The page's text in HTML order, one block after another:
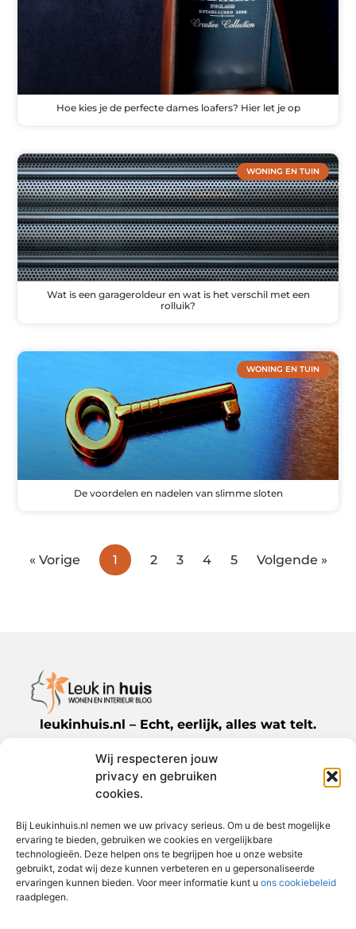
Wij respecteren jouw
privacy en gebruiken
cookies.
Bij Leukinhuis.nl nemen we uw privacy serieus. Om u de best mogelijke
ervaring te bieden, gebruiken we cookies en vergelijkbare
technologieën. Deze helpen ons te begrijpen hoe u onze website
gebruikt, zodat wij deze kunnen verbeteren en u gepersonaliseerde
ervaringen kunnen bieden. Voor meer informatie kunt u ons cookiebeleid
raadplegen.
Hoe kies je de perfecte dames loafers? Hier let je op
WONING EN TUIN
Wat is een garageroldeur en wat is het verschil met een
rolluik?
WONING EN TUIN
De voordelen en nadelen van slimme sloten
« Vorige 1 2 3 4 5 Volgende »
leukinhuis.nl – Echt, eerlijk, alles wat telt.
Een verzameling van blogs en artikelen die
een breed scala aan onderwerpen uit het
dagelijks leven behandelen.
Bericht categorie